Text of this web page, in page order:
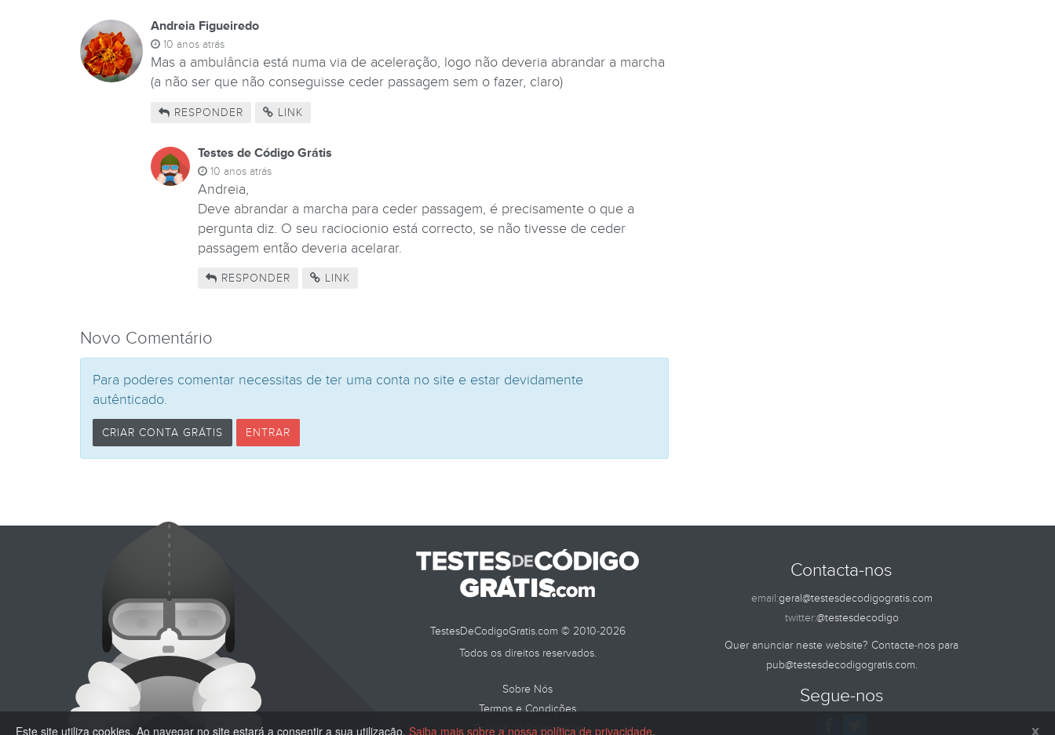
Andreia Figueiredo
10 anos atrás
Mas a ambulância está numa via de aceleração, logo não deveria abrandar a marcha
(a não ser que não conseguisse ceder passagem sem o fazer, claro)
RESPONDER LINK
Testes de Código Grátis
10 anos atrás
Andreia,
Deve abrandar a marcha para ceder passagem, é precisamente o que a
pergunta diz. O seu raciocionio está correcto, se não tivesse de ceder
passagem então deveria acelarar.
RESPONDER LINK
Novo Comentário
Para poderes comentar necessitas de ter uma conta no site e estar devidamente
autênticado.
CRIAR CONTA GRÁTIS ENTRAR
TestesDeCodigoGratis.com © 2010-2026
Todos os direitos reservados.
Sobre Nós
Termos e Condições
Política de Privacidade
Contacta-nos
email:geral@testesdecodigogratis.com
twitter:@testesdecodigo
Quer anunciar neste website? Contacte-nos para
pub@testesdecodigogratis.com.
Segue-nos
Este site utiliza cookies. Ao navegar no site estará a consentir a sua utilização. Saiba mais sobre a nossa política de privacidade. x